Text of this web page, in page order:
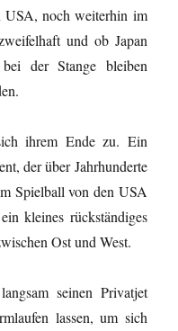
USA, noch weiterhin im
und ob Japan
der Stange bleiben
ihrem Ende zu. Ein
der über Jahrhunderte
Spielball von den USA
kleines rückständiges
Ost und West.
seinen Privatjet
lassen, um sich